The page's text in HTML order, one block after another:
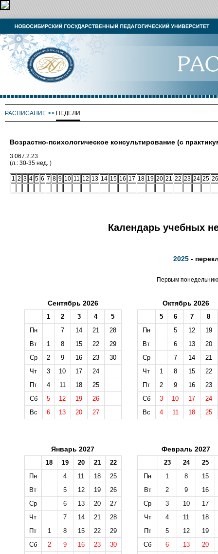
РАСПИСАНИЕ >> НЕДЕЛИ
Возрастно-психологическое консультирование (с
3.067.2.23
(л.: 30-35 нед. )
1 2 3 4 5 6 7 8 9 10 11 12 13 14 15 16 17 18 19 20 21 22 23 24 25 26
Календарь учебных
2025 -
Первым
Сентябрь 2026
1 2 3 4
5
Пн
7 14 21
28
Вт
1 8 15 22
29
Ср
2 9 16 23
30
Чт
3 10 17
24
Пт
4 11 18
25
Сб
5 12 19
26
Вс
6 13 20 27
Октябрь 2026
5 6 7
8
Пн
5 12
19
Вт
6 13
20
Ср
7 14
21
Чт
1 8 15
22
Пт
2 9 16
23
Сб
3 10 17
24
Вс
4 11 18 25
Январь 2027
18 19 20 21
22
Пн
4 11 18
25
Вт
5 12 19
26
Ср
6 13 20
27
Чт
7 14 21
28
Пт
1 8 15 22
29
Сб
2 9 16 23
30
Февраль 2027
23 24
25
Пн
1 8
15
Вт
2 9
16
Ср
3 10
17
Чт
4 11
18
Пт
5 12
19
Сб
6 13
20